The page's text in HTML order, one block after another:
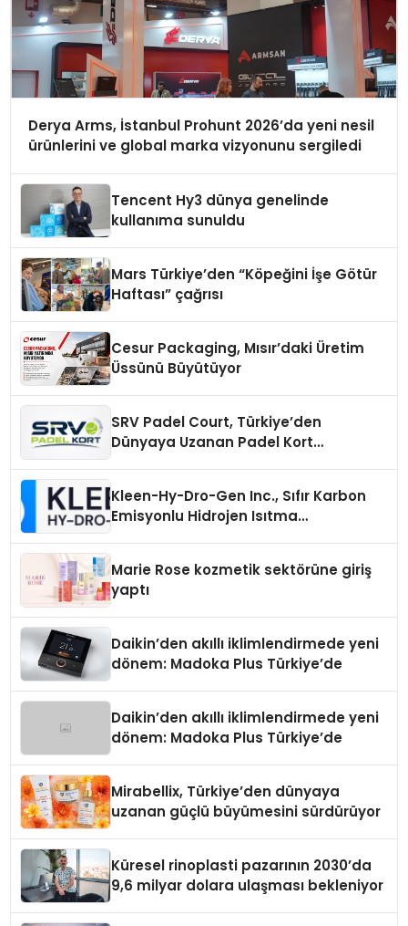
Derya Arms, İstanbul Prohunt 2026’da yeni nesil
ürünlerini ve global marka vizyonunu sergiledi
Tencent Hy3 dünya genelinde
kullanıma sunuldu
Mars Türkiye’den “Köpeğini İşe Götür
Haftası” çağrısı
Cesur Packaging, Mısır’daki Üretim
Üssünü Büyütüyor
SRV Padel Court, Türkiye’den
Dünyaya Uzanan Padel Kort
Kleen-Hy-Dro-Gen Inc., Sıfır Karbon
Emisyonlu Hidrojen Isıtma
Marie Rose kozmetik sektörüne giriş
yaptı
Daikin’den akıllı iklimlendirmede yeni
dönem: Madoka Plus Türkiye’de
Daikin’den akıllı iklimlendirmede yeni
dönem: Madoka Plus Türkiye’de
Mirabellix, Türkiye’den dünyaya
uzanan güçlü büyümesini sürdürüyor
Küresel rinoplasti pazarının 2030’da
9,6 milyar dolara ulaşması bekleniyor